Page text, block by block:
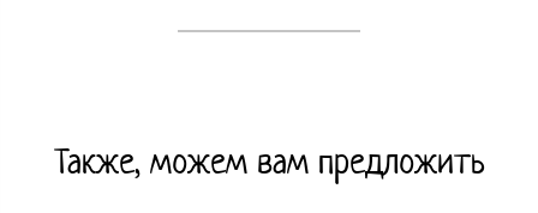
Также, можем вам предложить